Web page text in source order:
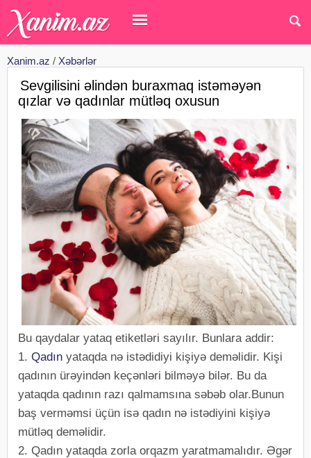
Xanim.az / Xəbərlər
Sevgilisini əlindən buraxmaq istəməyən
qızlar və qadınlar mütləq oxusun
Bu qaydalar yataq etiketləri sayılır. Bunlara addir:
1. Qadın yataqda nə istədidiyi kişiyə deməlidir. Kişi
qadının ürəyindən keçənləri bilməyə bilər. Bu da
yataqda qadının razı qalmamsına səbəb olar.Bunun
baş verməmsi üçün isə qadın nə istədiyini kişiyə
mütləq deməlidir.
2. Qadın yataqda zorla orqazm yaratmamalıdır. Əgər